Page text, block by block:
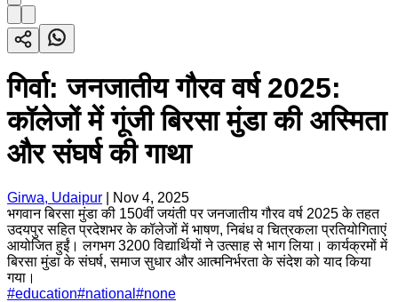
गिर्वा: जनजातीय गौरव वर्ष 2025:
कॉलेजों में गूंजी बिरसा मुंडा की अस्मिता
और संघर्ष की गाथा
Girwa, Udaipur
Nov 4, 2025
भगवान बिरसा मुंडा की 150वीं जयंती पर जनजातीय गौरव वर्ष 2025 के तहत
उदयपुर सहित प्रदेशभर के कॉलेजों में भाषण, निबंध व चित्रकला प्रतियोगिताएं
आयोजित हुईं। लगभग 3200 विद्यार्थियों ने उत्साह से भाग लिया। कार्यक्रमों में
बिरसा मुंडा के संघर्ष, समाज सुधार और आत्मनिर्भरता के संदेश को याद किया
गया।
#education#national #none